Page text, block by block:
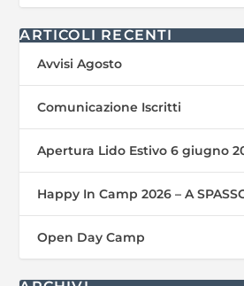
ARTICOLI RECENTI
Avvisi Agosto
Comunicazione Iscritti
Apertura Lido Estivo 6 giugno
Happy In Camp 2026 – A
Open Day Camp